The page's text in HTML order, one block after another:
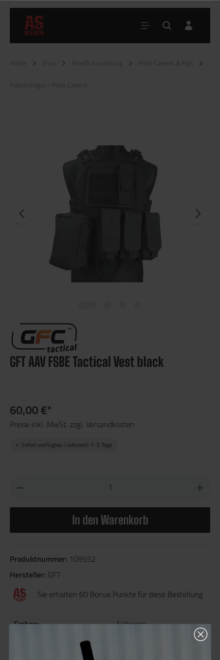
Home Shop Airsoft Ausrüstung Plate Carriers & Rigs
Plattenträger / Plate Carriers
GFT AAV FSBE Tactical Vest black
60,00 €*
Preise inkl. MwSt. zzgl. Versandkosten
Sofort verfügbar, Lieferzeit: 1-3 Tage
In den Warenkorb
Produktnummer: 109552
Hersteller: GFT
Sie erhalten 60 Bonus Punkte für diese Bestellung
Farben:
Schwarz